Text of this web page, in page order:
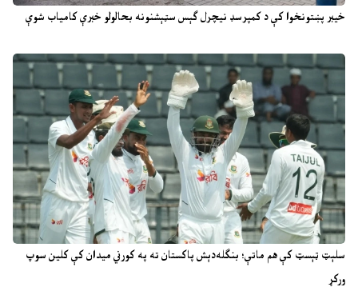
خیبر پښتونخوا کې د کمپرسډ نیچرل ګېس سټېشنونه بحالولو خبرې کامیاب شوې
سلېټ ټېسټ کې هم ماتې؛ بنګله‌دېش پاکستان ته په کورني میدان کې کلین سوپ
ورکړ